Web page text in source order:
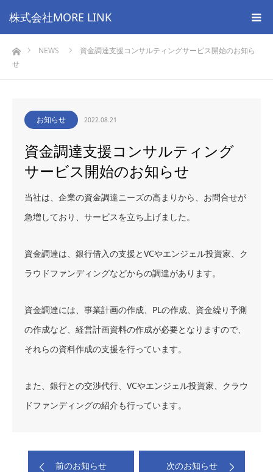
株式会社MORE LINK
ホームNEWS
資金調達支援コンサルティングサービス開始のお知ら
せ
お知らせ 2022.08.21
資金調達支援コンサルティング
サービス開始のお知らせ
当社は、企業の資金調達ニーズの高まりから、お問合せが
急増しており、サービスを立ち上げました。
資金調達は、銀行借入の支援とVCやエンジェル投資家、ク
ラウドファンディングなどからの調達があります。
資金調達には、事業計画の作成、PLの作成、資金繰り予測
の作成など、経営計画資料の作成が必要となりますので、
それらの資料作成の支援を行っています。
また、銀行との交渉代行、VCやエンジェル投資家、クラウ
ドファンディングの紹介も行っています。
前のお知らせ 次のお知らせ